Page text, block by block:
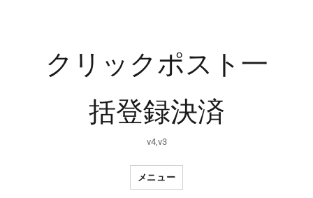
クリックポスト一
括登録決済
v4,v3
メニュー